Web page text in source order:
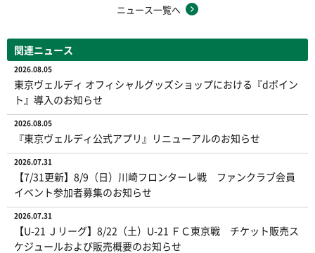
ニュース一覧へ
関連ニュース
2026.08.05
東京ヴェルディ オフィシャルグッズショップにおける『dポイン
ト』導入のお知らせ
2026.08.05
『東京ヴェルディ公式アプリ』リニューアルのお知らせ
2026.07.31
【7/31更新】8/9（日）川崎フロンターレ戦 ファンクラブ会員
イベント参加者募集のお知らせ
2026.07.31
【U-21 Ｊリーグ】8/22（土）U-21 ＦＣ東京戦 チケット販売ス
ケジュールおよび販売概要のお知らせ